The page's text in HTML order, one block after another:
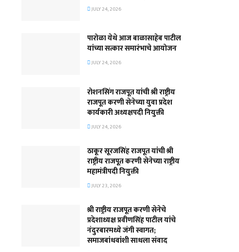
JULY 24, 2026
पारोळा येथे आज बाळासाहेब पाटील
यांच्या सत्कार समारंभाचे आयोजन
JULY 24, 2026
रोशनसिंग राजपूत यांची श्री राष्ट्रीय
राजपूत करणी सेनेच्या युवा प्रदेश
कार्यकारी अध्यक्षपदी नियुक्ती
JULY 24, 2026
ठाकूर सूरजसिंह राजपूत यांची श्री
राष्ट्रीय राजपूत करणी सेनेच्या राष्ट्रीय
महामंत्रीपदी नियुक्ती
JULY 23, 2026
श्री राष्ट्रीय राजपूत करणी सेनेचे
प्रदेशाध्यक्ष प्रवीणसिंह पाटील यांचे
नंदुरबारमध्ये जंगी स्वागत;
समाजबांधवांशी साधला संवाद